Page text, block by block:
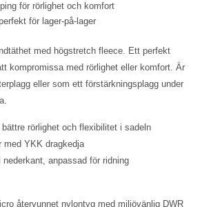
för rörlighet och komfort
för lager-på-lager
med högstretch fleece. Ett perfekt
kompromissa med rörlighet eller komfort. Är
eller som ett förstärkningsplagg under
rörlighet och flexibilitet i sadeln
med YKK dragkedja
anpassad för ridning
återvunnet nylontyg med miljövänlig DWR